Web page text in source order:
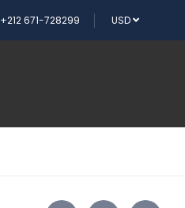
+212 671-728299 USD